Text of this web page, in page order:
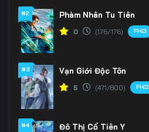
#2 Phàm Nhân Tu Tiên
0 (176/176) FHD
#3 Vạn Giới Độc Tôn
5 (471/800) FHD
#4 Đô Thị Cổ Tiên Y